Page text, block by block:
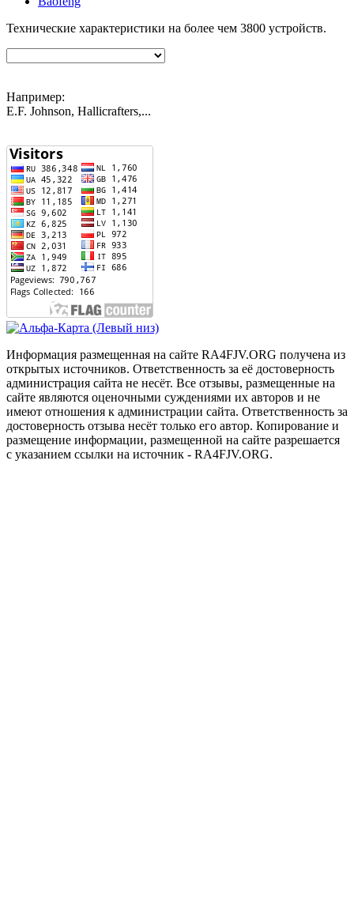
Технические характеристики на более чем 3800 устройств.
Например:
E.F. Johnson, Hallicrafters,...
Информация размещенная на сайте RA4FJV.ORG получена из
открытых источников. Ответственность за её достоверность
администрация сайта не несёт. Все отзывы, размещенные на
сайте являются оценочными суждениями их авторов и не
имеют отношения к администрации сайта. Ответственность за
достоверность отзыва несёт только его автор. Копирование и
размещение информации, размещенной на сайте разрешается
с указанием ссылки на источник - RA4FJV.ORG.